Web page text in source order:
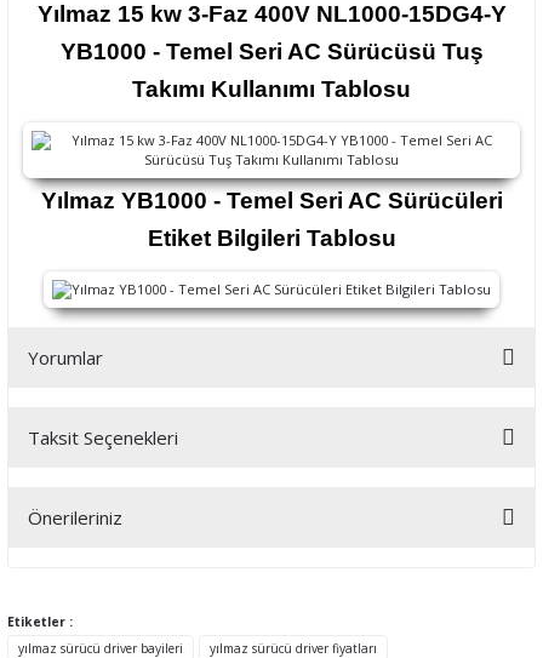
Yılmaz 15 kw 3-Faz 400V NL1000-15DG4-Y
YB1000 - Temel Seri AC Sürücüsü Tuş
Takımı Kullanımı Tablosu
Yılmaz YB1000 - Temel Seri AC Sürücüleri
Etiket Bilgileri Tablosu
Yorumlar
Bu ürüne ilk yorumu siz yapın!
Taksit Seçenekleri
Önerileriniz
tarafımıza iletebilirsiniz.
Görüş ve önerileriniz için teşekkür ederiz.
Etiketler :
yılmaz sürücü driver bayileri
yılmaz sürücü driver fiyatları